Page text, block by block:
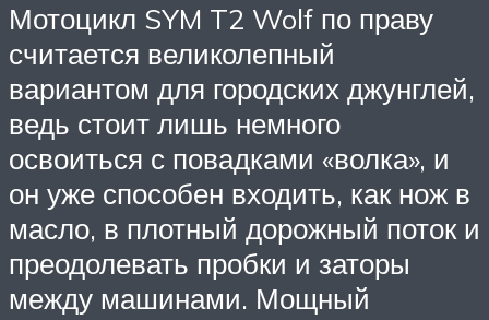
Мотоцикл SYM T2 Wolf по праву
считается великолепный
вариантом для городских джунглей,
ведь стоит лишь немного
освоиться с повадками «волка», и
он уже способен входить, как нож в
масло, в плотный дорожный поток и
преодолевать пробки и заторы
между машинами. Мощный